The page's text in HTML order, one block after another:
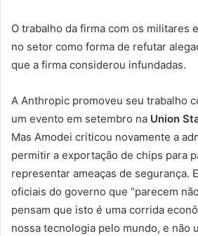
O trabalho da firma com os militares
no setor como forma de refutar
que a firma considerou infundadas.
A Anthropic promoveu seu trabalho
um evento em setembro na Union
Mas Amodei criticou novamente a
permitir a exportação de chips para
representar ameaças de segurança.
oficiais do governo que “parecem
pensam que isto é uma corrida
nossa tecnologia pelo mundo, e não